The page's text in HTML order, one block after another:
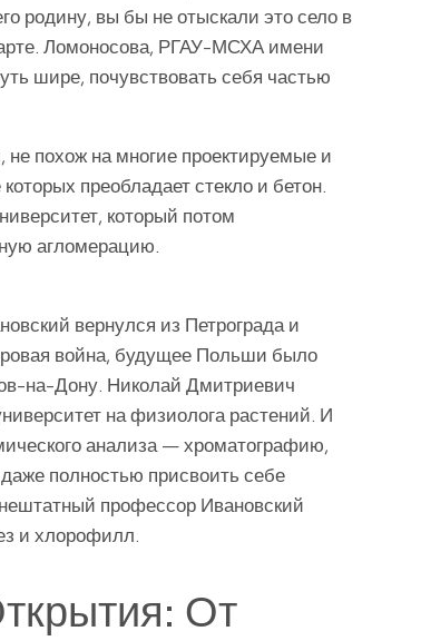
родину, вы бы не отыскали это село в
Ломоносова, РГАУ-МСХА имени
шире, почувствовать себя частью
похож на многие проектируемые и
преобладает стекло и бетон.
который потом
агломерацию.
вернулся из Петрограда и
война, будущее Польши было
на-Дону. Николай Дмитриевич
на физиолога растений. И
анализа — хроматографию,
полностью присвоить себе
профессор Ивановский
и хлорофилл.
От